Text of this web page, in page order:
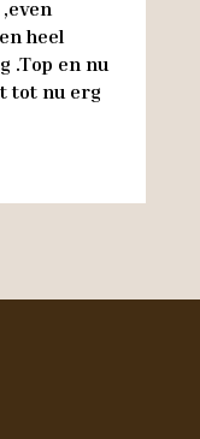
heel
.Top en nu
tot nu erg